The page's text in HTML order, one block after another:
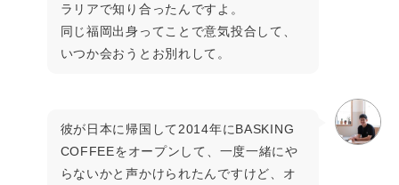
ラリアで知り合ったんですよ。
同じ福岡出身ってことで意気投合して、
いつか会おうとお別れして。
彼が日本に帰国して2014年にBASKING
COFFEEをオープンして、一度一緒にや
らないかと声かけられたんですけど、オ